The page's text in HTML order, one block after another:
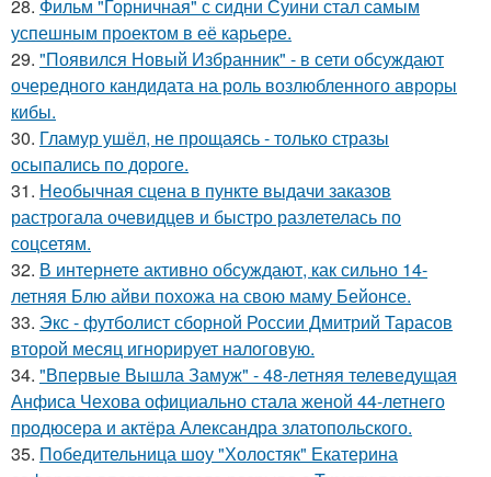
28. Фильм "Горничная" с сидни Суини стал самым
успешным проектом в её карьере.
29. "Появился Новый Избранник" - в сети обсуждают
очередного кандидата на роль возлюбленного авроры
кибы.
30. Гламур ушёл, не прощаясь - только стразы
осыпались по дороге.
31. Необычная сцена в пункте выдачи заказов
растрогала очевидцев и быстро разлетелась по
соцсетям.
32. В интернете активно обсуждают, как сильно 14-
летняя Блю айви похожа на свою маму Бейонсе.
33. Экс - футболист сборной России Дмитрий Тарасов
второй месяц игнорирует налоговую.
34. "Впервые Вышла Замуж" - 48-летняя телеведущая
Анфиса Чехова официально стала женой 44-летнего
продюсера и актёра Александра златопольского.
35. Победительница шоу "Холостяк" Екатерина